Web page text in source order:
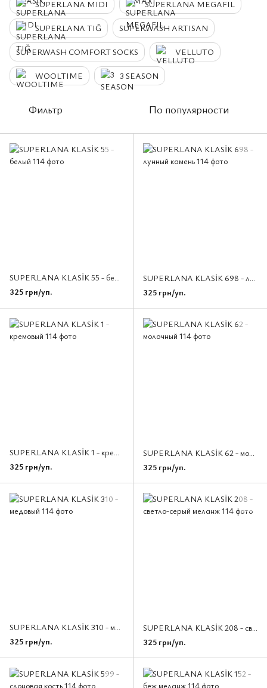
SUPERLANA MIDI SUPERLANA MEGAFIL
SUPERLANA TIĞ SUPERWASH ARTISAN
SUPERWASH COMFORT SOCKS VELLUTO
WOOLTIME 3 SEASON
Фильтр По популярности
SUPERLANA KLASİK 55 - белый
325 грн/уп.
SUPERLANA KLASİK 698 - лунный камень
325 грн/уп.
SUPERLANA KLASİK 1 - кремовый
325 грн/уп.
SUPERLANA KLASİK 62 - молочный
325 грн/уп.
SUPERLANA KLASİK 310 - медовый
325 грн/уп.
SUPERLANA KLASİK 208 - светло-серый меланж
325 грн/уп.